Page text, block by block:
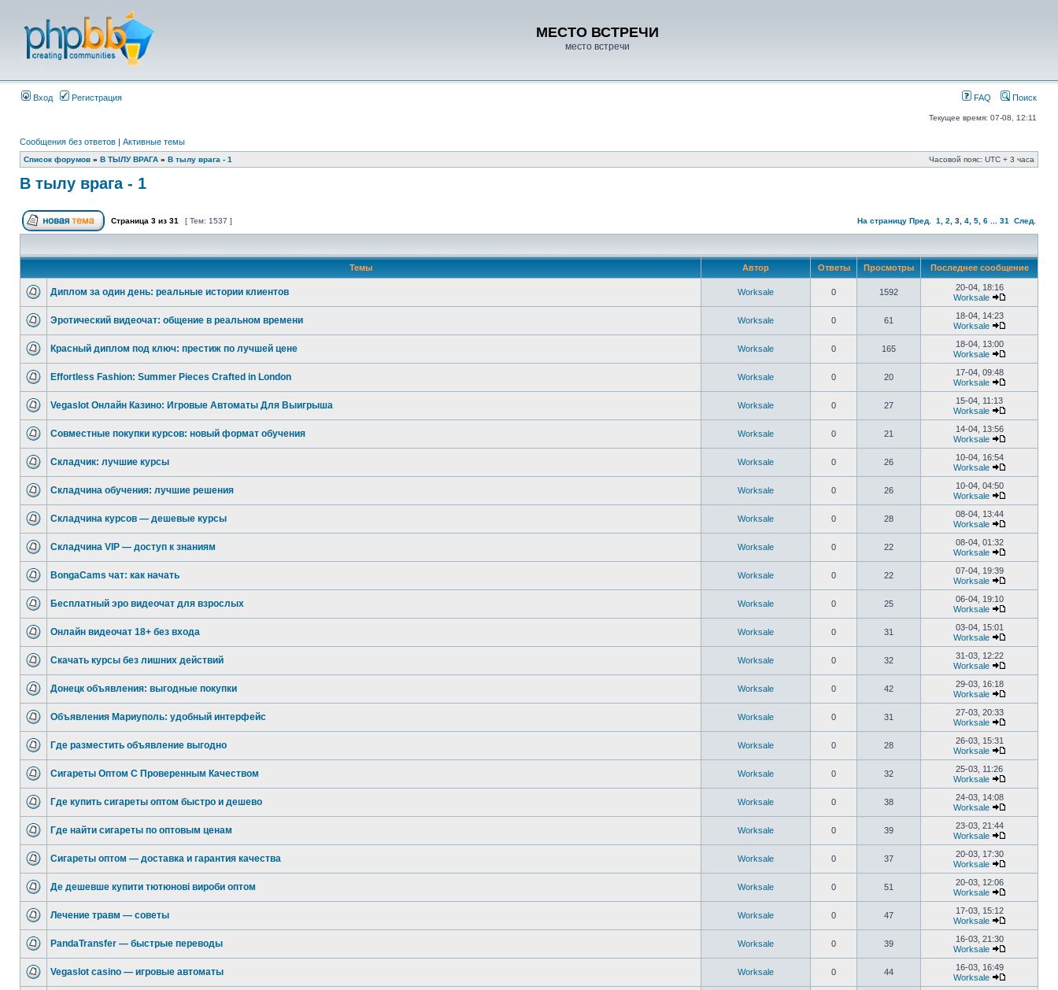
МЕСТО ВСТРЕЧИ
место встречи
Вход Регистрация FAQ Поиск
Текущее время: 07-08, 12:11
Сообщения без ответов | Активные темы
Список форумов » В ТЫЛУ ВРАГА » В тылу врага - 1 Часовой пояс: UTC + 3 часа
В тылу врага - 1
Страница 3 из 31 [ Тем: 1537 ] На страницу Пред. 1 2 3 4 5 6 31 След.
Темы Автор Ответы Просмотры Последнее сообщение
Диплом за один день: реальные истории клиентов Worksale 0 1592
20-04, 18:16
Worksale
Эротический видеочат: общение в реальном времени Worksale 0 61
18-04, 14:23
Worksale
Красный диплом под ключ: престиж по лучшей цене Worksale 0 165
18-04, 13:00
Worksale
Effortless Fashion: Summer Pieces Crafted in London Worksale 0 20
17-04, 09:48
Worksale
Vegaslot Онлайн Казино: Игровые Автоматы Для Выигрыша Worksale 0 27
15-04, 11:13
Worksale
Совместные покупки курсов: новый формат обучения Worksale 0 21
14-04, 13:56
Worksale
Складчик: лучшие курсы Worksale 0 26
10-04, 16:54
Worksale
Складчина обучения: лучшие решения Worksale 0 26
10-04, 04:50
Worksale
Складчина курсов — дешевые курсы Worksale 0 28
08-04, 13:44
Worksale
Складчина VIP — доступ к знаниям Worksale 0 22
08-04, 01:32
Worksale
BongaCams чат: как начать Worksale 0 22
07-04, 19:39
Worksale
Бесплатный эро видеочат для взрослых Worksale 0 25
06-04, 19:10
Worksale
Онлайн видеочат 18+ без входа Worksale 0 31
03-04, 15:01
Worksale
Скачать курсы без лишних действий Worksale 0 32
31-03, 12:22
Worksale
Донецк объявления: выгодные покупки Worksale 0 42
29-03, 16:18
Worksale
Объявления Мариуполь: удобный интерфейс Worksale 0 31
27-03, 20:33
Worksale
Где разместить объявление выгодно Worksale 0 28
26-03, 15:31
Worksale
Сигареты Оптом С Проверенным Качеством Worksale 0 32
25-03, 11:26
Worksale
Где купить сигареты оптом быстро и дешево Worksale 0 38
24-03, 14:08
Worksale
Где найти сигареты по оптовым ценам Worksale 0 39
23-03, 21:44
Worksale
Сигареты оптом — доставка и гарантия качества Worksale 0 37
20-03, 17:30
Worksale
Де дешевше купити тютюнові вироби оптом Worksale 0 51
20-03, 12:06
Worksale
Лечение травм — советы Worksale 0 47
17-03, 15:12
Worksale
PandaTransfer — быстрые переводы Worksale 0 39
16-03, 21:30
Worksale
Vegaslot casino — игровые автоматы Worksale 0 44
16-03, 16:49
Worksale